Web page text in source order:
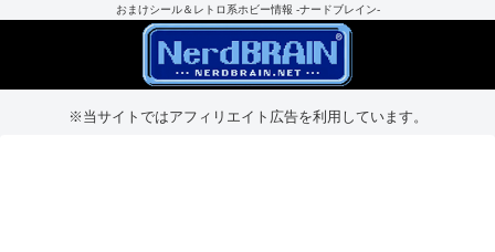
おまけシール＆レトロ系ホビー情報 -ナードブレイン-
※当サイトではアフィリエイト広告を利用しています。